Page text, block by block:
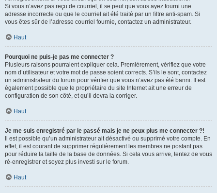
Si vous n’avez pas reçu de courriel, il se peut que vous ayez fourni une
adresse incorrecte ou que le courriel ait été traité par un filtre anti-spam. Si
vous êtes sûr de l’adresse courriel fournie, contactez un administrateur.
Haut
Pourquoi ne puis-je pas me connecter ?
Plusieurs raisons pourraient expliquer cela. Premièrement, vérifiez que votre
nom d’utilisateur et votre mot de passe soient corrects. S’ils le sont, contactez
un administrateur du forum pour vérifier que vous n’avez pas été banni. Il est
également possible que le propriétaire du site Internet ait une erreur de
configuration de son côté, et qu’il devra la corriger.
Haut
Je me suis enregistré par le passé mais je ne peux plus me connecter ?!
Il est possible qu’un administrateur ait désactivé ou supprimé votre compte. En
effet, il est courant de supprimer régulièrement les membres ne postant pas
pour réduire la taille de la base de données. Si cela vous arrive, tentez de vous
ré-enregistrer et soyez plus investi sur le forum.
Haut